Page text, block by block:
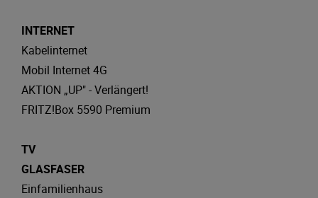
INTERNET
Kabelinternet
Mobil Internet 4G
AKTION „UP" - Verlängert!
FRITZ!Box 5590 Premium
TV
GLASFASER
Einfamilienhaus